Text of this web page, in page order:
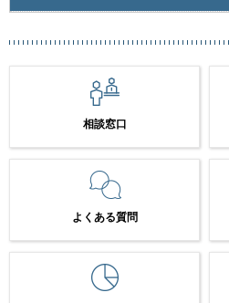
相談窓口
よくある質問